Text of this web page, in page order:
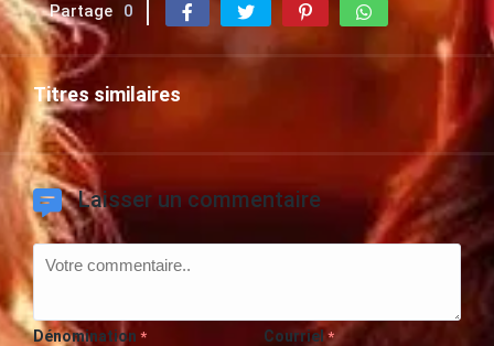
Partage 0
Titres similaires
Laisser un commentaire
Dénomination * Courriel *